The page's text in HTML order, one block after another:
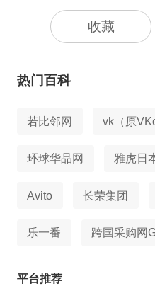
收藏
热门百科
若比邻网 vk（原
环球华品网 雅虎日
Avito 长荣集团
乐一番 跨国采购网
平台推荐